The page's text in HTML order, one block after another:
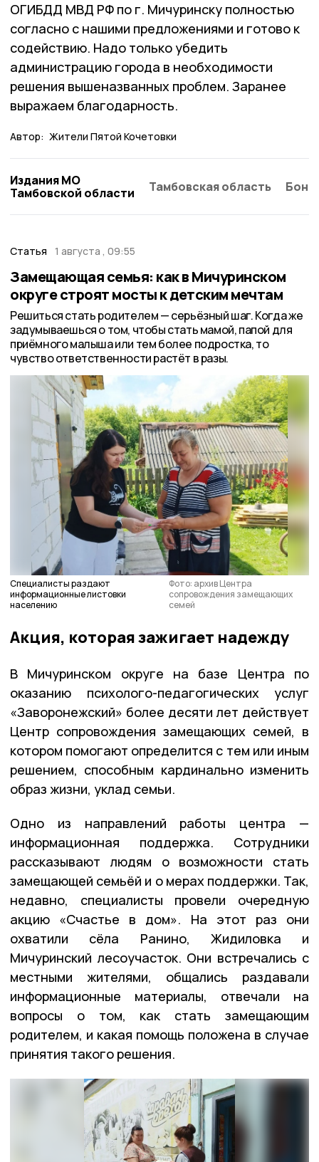
ОГИБДД МВД РФ по г. Мичуринску полностью
согласно с нашими предложениями и готово к
содействию. Надо только убедить
администрацию города в необходимости
решения вышеназванных проблем. Заранее
выражаем благодарность.
Автор: Жители Пятой Кочетовки
Издания МО
Тамбовской области
Тамбовская область
Статья 1 августа , 09:55
Замещающая семья: как в Мичуринском
округе строят мосты к детским мечтам
Решиться стать родителем — серьёзный шаг. Когда же
задумываешься о том, чтобы стать мамой, папой для
приёмного малыша или тем более подростка, то
чувство ответственности растёт в разы.
Специалисты раздают
информационные листовки
населению
Фото: архив Центра
сопровождения замещающих
семей
Акция, которая зажигает надежду
В Мичуринском округе на базе Центра по
оказанию психолого-педагогических услуг
«Заворонежский» более десяти лет действует
Центр сопровождения замещающих семей, в
котором помогают определится с тем или иным
решением, способным кардинально изменить
образ жизни, уклад семьи.
Одно из направлений работы центра —
информационная поддержка. Сотрудники
рассказывают людям о возможности стать
замещающей семьёй и о мерах поддержки. Так,
недавно, специалисты провели очередную
акцию «Счастье в дом». На этот раз они
охватили сёла Ранино, Жидиловка и
Мичуринский лесоучасток. Они встречались с
местными жителями, общались раздавали
информационные материалы, отвечали на
вопросы о том, как стать замещающим
родителем, и какая помощь положена в случае
принятия такого решения.